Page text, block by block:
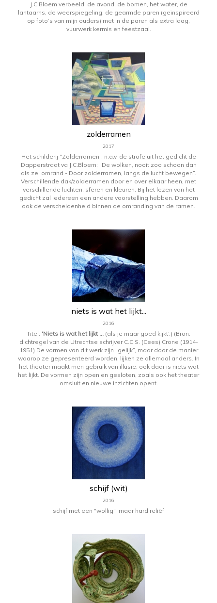
J.C.Bloem verbeeld: de avond, de bomen, het water, de
lantaarns, de weerspiegeling, de gearmde paren (geïnspireerd
op foto’s van mijn ouders) met in de paren als extra laag,
vuurwerk kermis en feestzaal.
zolderramen
2017
Het schilderij “Zolderramen”, n.a.v. de strofe uit het gedicht de
Dapperstraat va J.C.Bloem: “De wolken, nooit zoo schoon dan
als ze, omrand - Door zolderramen, langs de lucht bewegen”.
Verschillende dak/zolderramen door en over elkaar heen, met
verschillende luchten, sferen en kleuren. Bij het lezen van het
gedicht zal iedereen een andere voorstelling hebben. Daarom
ook de verscheidenheid binnen de omranding van de ramen.
niets is wat het lijkt...
2016
Titel: ‘Niets is wat het lijkt … (als je maar goed kijkt’.) (Bron:
dichtregel van de Utrechtse schrijver C.C.S. (Cees) Crone (1914-
1951) De vormen van dit werk zijn “gelijk”, maar door de manier
waarop ze gepresenteerd worden, lijken ze allemaal anders. In
het theater maakt men gebruik van illusie, ook daar is niets wat
het lijkt. De vormen zijn open en gesloten, zoals ook het theater
omsluit en nieuwe inzichten opent.
schijf (wit)
2016
schijf met een "wollig" maar hard reliëf